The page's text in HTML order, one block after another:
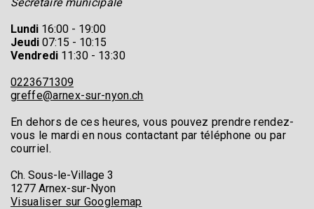
Lundi 16:00 - 19:00
Jeudi 07:15 - 10:15
Vendredi 11:30 - 13:30
0223671309
greffe@arnex-sur-nyon.ch
En dehors de ces heures, vous pouvez prendre rendez-
vous le mardi en nous contactant par téléphone ou par
courriel.
Ch. Sous-le-Village 3
1277 Arnex-sur-Nyon
Visualiser sur Googlemap